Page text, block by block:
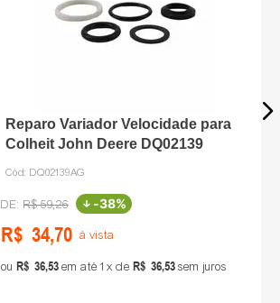
Reparo Variador Velocidade para
Colheit John Deere DQ02139
Cód: DQ02139AG
R$59,26 -38%
R$ 34,70 à vista
ou R$ 36,53em até1 de R$ 36,53sem juros